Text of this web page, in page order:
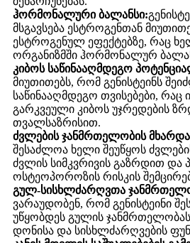
ჰორმონალური ბალანსი:
მსგავსება ესტროგენთან
ესტროგენულ ეფექტებზე, რაც
ორგანიზმში ჰორმონალურ
კიბოს საწინააღმდეგო
მიუთითებს, რომ გენისტეინს
საწინააღმდეგო თვისებები, რაც
გარკვეული კიბოს უჯრედების
თვალსაზრისით.
ძვლების ჯანმრთელობის
შესაძლოა ხელი შეუწყოს
ძვლის სიმკვრივის გაზრდით და
ოსტეოპოროზის რისკის
გულ-სისხლძარღვთა
ვარაუდობენ, რომ გენისტეინი
უწყობდეს გულის
დონისა და სისხლძარღვების